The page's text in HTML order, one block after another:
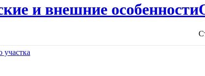
и внешние особенности